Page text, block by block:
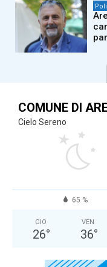
COMUNE DI
Cielo Sereno
65 %
GIO
26°
VEN
36°